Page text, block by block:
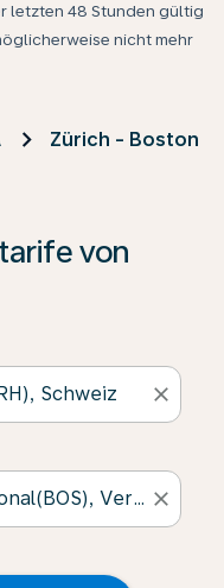
letzten 48 Stunden gültig
nicht mehr
Zürich - Boston
von
close
close